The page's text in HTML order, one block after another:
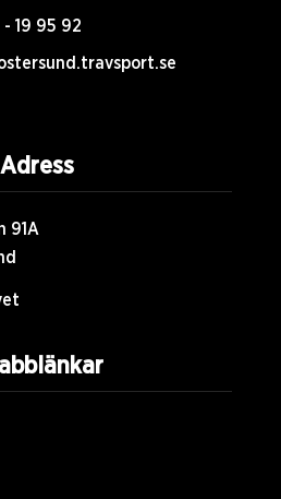
19 95 92
Adress
91A